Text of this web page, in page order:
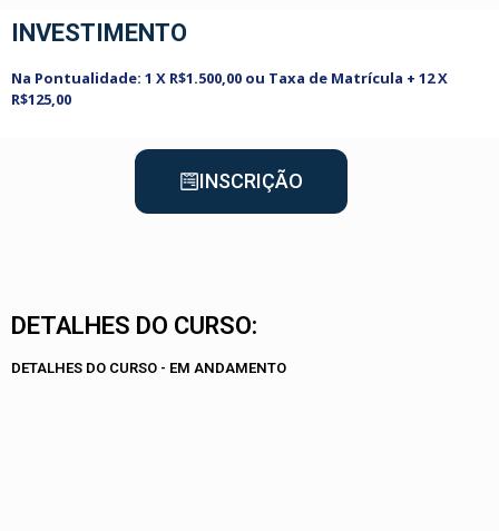
INVESTIMENTO
Na Pontualidade: 1 X R$1.500,00 ou Taxa de Matrícula + 12 X
R$125,00
INSCRIÇÃO
DETALHES DO CURSO:
DETALHES DO CURSO - EM ANDAMENTO